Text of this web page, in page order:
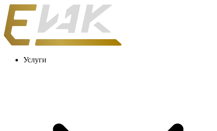
Услуги